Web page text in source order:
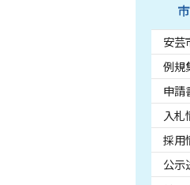
安芸
例規
申請
入札
採用
公示